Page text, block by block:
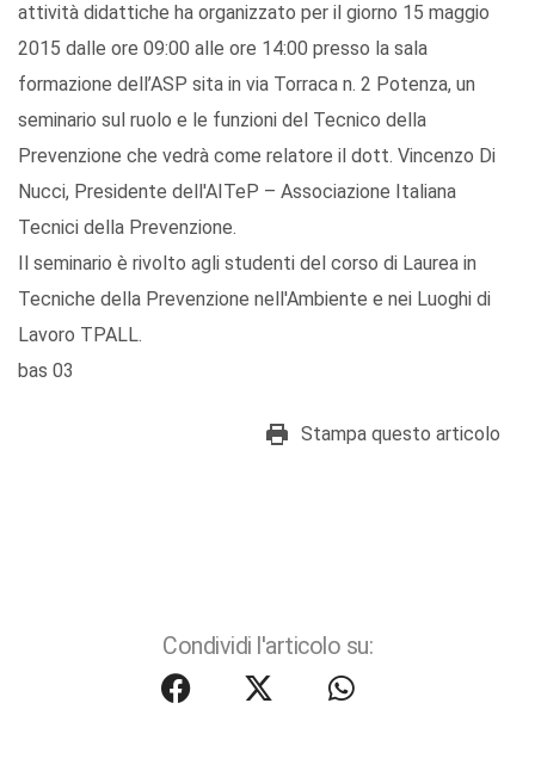
attività didattiche ha organizzato per il giorno 15 maggio
2015 dalle ore 09:00 alle ore 14:00 presso la sala
formazione dell’ASP sita in via Torraca n. 2 Potenza, un
seminario sul ruolo e le funzioni del Tecnico della
Prevenzione che vedrà come relatore il dott. Vincenzo Di
Nucci, Presidente dell'AITeP – Associazione Italiana
Tecnici della Prevenzione.
Il seminario è rivolto agli studenti del corso di Laurea in
Tecniche della Prevenzione nell'Ambiente e nei Luoghi di
Lavoro TPALL.
bas 03
Stampa questo articolo
Condividi l'articolo su: